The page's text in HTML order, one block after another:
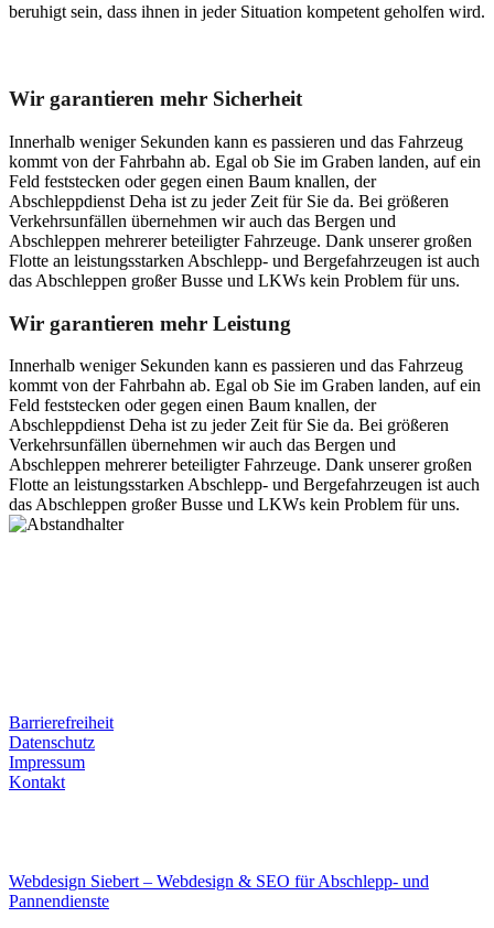
beruhigt sein, dass ihnen in jeder Situation kompetent geholfen wird.
Wir garantieren mehr Sicherheit
Innerhalb weniger Sekunden kann es passieren und das Fahrzeug
kommt von der Fahrbahn ab. Egal ob Sie im Graben landen, auf ein
Feld feststecken oder gegen einen Baum knallen, der
Abschleppdienst Deha ist zu jeder Zeit für Sie da. Bei größeren
Verkehrsunfällen übernehmen wir auch das Bergen und
Abschleppen mehrerer beteiligter Fahrzeuge. Dank unserer großen
Flotte an leistungsstarken Abschlepp- und Bergefahrzeugen ist auch
das Abschleppen großer Busse und LKWs kein Problem für uns.
Wir garantieren mehr Leistung
Innerhalb weniger Sekunden kann es passieren und das Fahrzeug
kommt von der Fahrbahn ab. Egal ob Sie im Graben landen, auf ein
Feld feststecken oder gegen einen Baum knallen, der
Abschleppdienst Deha ist zu jeder Zeit für Sie da. Bei größeren
Verkehrsunfällen übernehmen wir auch das Bergen und
Abschleppen mehrerer beteiligter Fahrzeuge. Dank unserer großen
Flotte an leistungsstarken Abschlepp- und Bergefahrzeugen ist auch
das Abschleppen großer Busse und LKWs kein Problem für uns.
Barrierefreiheit
Datenschutz
Impressum
Kontakt
Webdesign Siebert – Webdesign & SEO für Abschlepp- und
Pannendienste